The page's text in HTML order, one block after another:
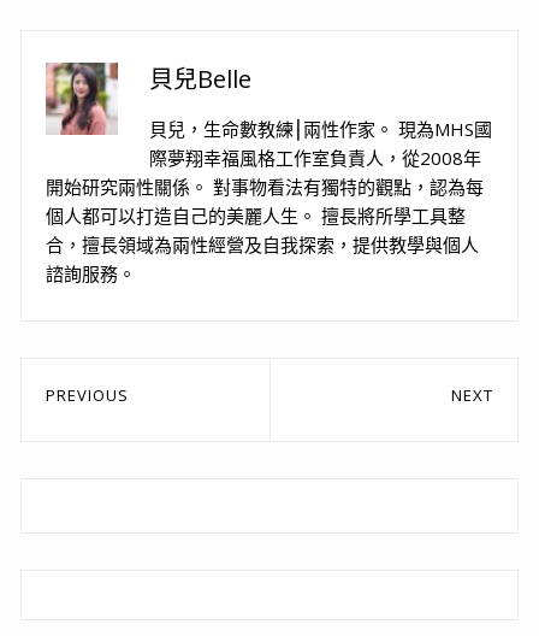
貝兒Belle
貝兒，生命數教練⎮兩性作家。 現為MHS國
際夢翔幸福風格工作室負責人，從2008年
開始研究兩性關係。 對事物看法有獨特的觀點，認為每
個人都可以打造自己的美麗人生。 擅長將所學工具整
合，擅長領域為兩性經營及自我探索，提供教學與個人
諮詢服務。
文
PREVIOUS NEXT